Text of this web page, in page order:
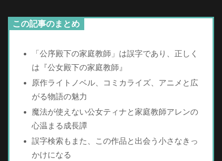
この記事のまとめ
「公序殿下の家庭教師」は誤字であり、正しく
は『公女殿下の家庭教師』
原作ライトノベル、コミカライズ、アニメと広
がる物語の魅力
魔法が使えない公女ティナと家庭教師アレンの
心温まる成長譚
誤字検索もまた、この作品と出会う小さなきっ
かけになる